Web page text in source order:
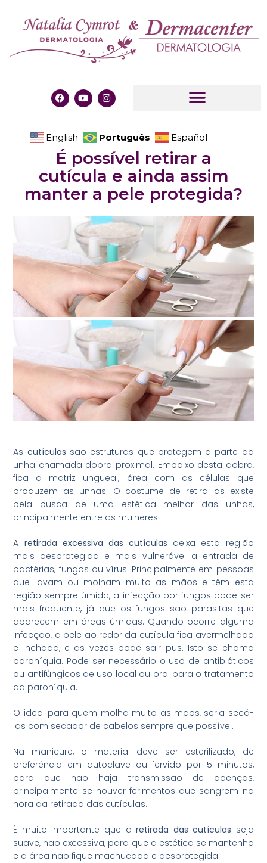
English Português Español
É possível retirar a
cutícula e ainda assim
manter a pele protegida?
As cutículas são estruturas que protegem a parte da
unha chamada dobra proximal. Embaixo desta dobra,
fica a matriz ungueal, área com as células que
produzem as unhas. O costume de retira-las existe
pela busca de uma estética melhor das unhas,
principalmente entre as mulheres.
A retirada excessiva das cutículas deixa esta região
mais desprotegida e mais vulnerável a entrada de
bactérias, fungos ou vírus. Principalmente em pessoas
que lavam ou molham muito as mãos e têm esta
região sempre úmida, a infecção por fungos pode ser
mais freqüente, já que os fungos são parasitas que
aparecem em áreas úmidas. Quando ocorre alguma
infecção, a pele ao redor da cutícula fica avermelhada
e inchada, e as vezes pode sair pus. Isto se chama
paroníquia. Pode ser necessário o uso de antibióticos
ou antifúngicos de uso local ou oral para o tratamento
da paroníquia.
O ideal para quem molha muito as mãos, seria secá-
las com secador de cabelos sempre que possível.
Na manicure, o material deve ser esterilizado, de
preferência em autoclave ou fervido por 5 minutos,
para que não haja transmissão de doenças,
principalmente se houver ferimentos que sangrem na
hora da retirada das cutículas.
É muito importante que aretirada das cutículas seja
suave, não excessiva, para que a estética se mantenha
e a área não fique machucada e desprotegida.